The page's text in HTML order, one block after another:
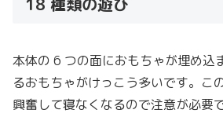
本体の 6 つの面におもちゃが埋め込
るおもちゃがけっこう多いです。こ
興奮して寝なくなるので注意が必要